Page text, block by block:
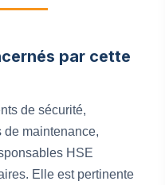
par cette
de sécurité,
de maintenance,
HSE
Elle est pertinente